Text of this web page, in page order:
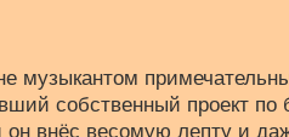
музыкантом
собственный проект
он внёс весомую лепту и